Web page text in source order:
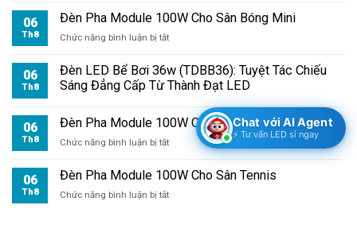
06
Th8
Đèn Pha Module 100W Cho Sân Bóng Mini
Chức năng bình luận bị tắtở
Pha
Module
Sân
06
Th8
Đèn LED Bể Bơi 36w (TDBB36): Tuyệt Tác Chiếu
Sáng Đẳng Cấp Từ Thành Đạt LED
06
Th8
Đèn Pha Module 100W Cho Sân Cầu Lông
Chức năng bình luận bị tắtở
Pha
100W
06
Th8
Đèn Pha Module 100W Cho Sân Tennis
Chức năng bình luận bị tắtở
Chat với AI Agent
⚡ Tư vấn LED sỉ ngay